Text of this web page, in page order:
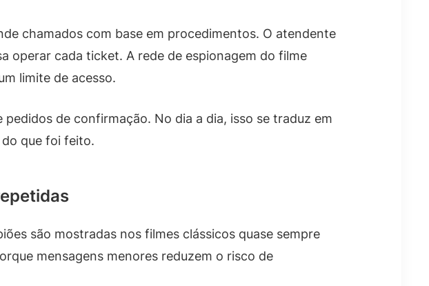
chamados com base em procedimentos. O atendente
operar cada ticket. A rede de espionagem do filme
limite de acesso.
de confirmação. No dia a dia, isso se traduz em
que foi feito.
são mostradas nos filmes clássicos quase sempre
mensagens menores reduzem o risco de